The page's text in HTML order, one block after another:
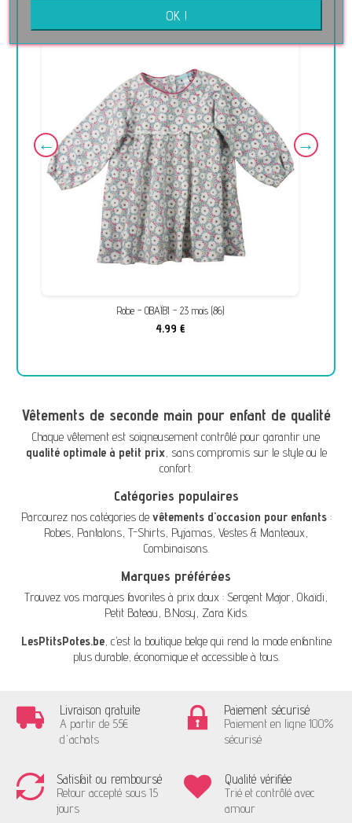
Robe - OBAÏBI - 23 mois (86)
4,99 €
Vêtements de seconde main pour enfant de qualité
Chaque vêtement est soigneusement contrôlé pour garantir une
qualité optimale à petit prix, sans compromis sur le style ou le
confort.
Catégories populaires
Parcourez nos catégories de vêtements d'occasion pour enfants:
Robes, Pantalons, T-Shirts, Pyjamas, Vestes & Manteaux,
Combinaisons.
Marques préférées
Trouvez vos marques favorites à prix doux : Sergent Major, Okaïdi,
Petit Bateau, B.Nosy, Zara Kids.
LesPtitsPotes.be, c’est la boutique belge qui rend la mode enfantine
plus durable, économique et accessible à tous.
Livraison gratuite
A partir de 55€
d'achats
Paiement sécurisé
Paiement en ligne 100%
sécurisé
Satisfait ou remboursé
Retour accepté sous 15
jours
Qualité vérifiée
Trié et contrôlé avec
amour
OK !